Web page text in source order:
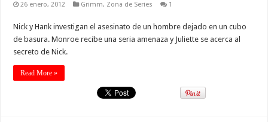
26 enero, 2012 Grimm, Zona de Series 1
Nick y Hank investigan el asesinato de un hombre dejado en un cubo
de basura. Monroe recibe una seria amenaza y Juliette se acerca al
secreto de Nick.
Read More »